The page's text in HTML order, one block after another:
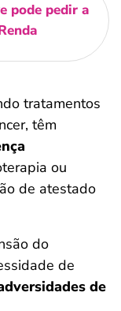
pode pedir a
tratamentos
têm
ou
de atestado
do
de
de